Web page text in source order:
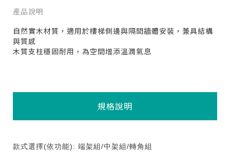
產品說明
自然實木材質，適用於樓梯側邊與隔間牆體安裝，兼具結構
與質感
木質支柱穩固耐用，為空間增添溫潤氣息
規格說明
款式選擇(依功能): 端架組/中架組/轉角組